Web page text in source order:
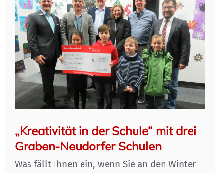
„Kreativität in der Schule“ mit drei
Graben-Neudorfer Schulen
Was fällt Ihnen ein, wenn Sie an den Winter